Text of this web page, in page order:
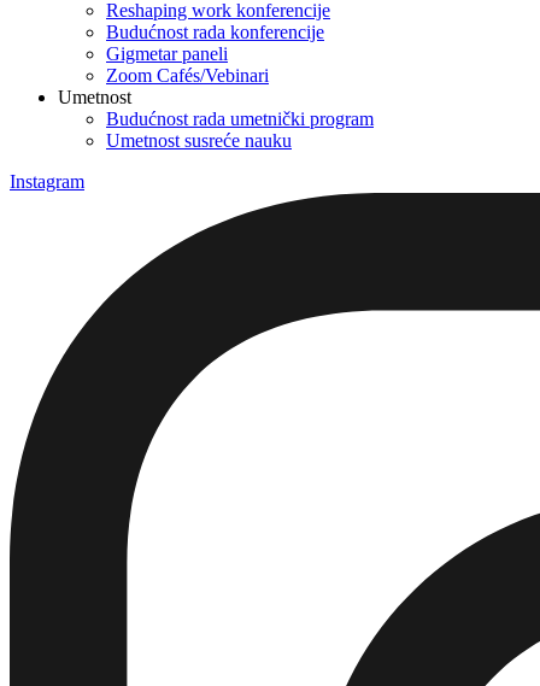
Reshaping work konferencije
Budućnost rada konferencije
Gigmetar paneli
Zoom Cafés/Vebinari
Umetnost
Budućnost rada umetnički program
Umetnost susreće nauku
Instagram